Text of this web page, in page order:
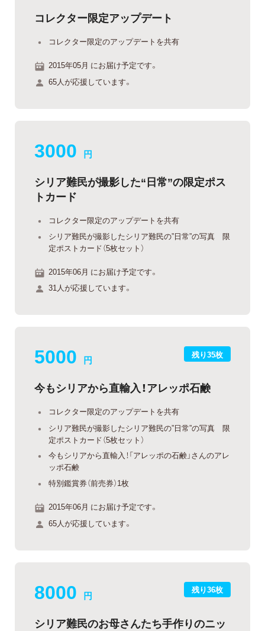
コレクター限定アップデート
コレクター限定のアップデートを共有
2015年05月 にお届け予定です。
65人が応援しています。
3000 円
シリア難民が撮影した“日常”の限定ポス
トカード
コレクター限定のアップデートを共有
シリア難民が撮影したシリア難民の”日常”の写真 限
定ポストカード（5枚セット）
2015年06月 にお届け予定です。
31人が応援しています。
残り35枚
5000 円
今もシリアから直輸入！アレッポ石鹸
コレクター限定のアップデートを共有
シリア難民が撮影したシリア難民の”日常”の写真 限
定ポストカード（5枚セット）
今もシリアから直輸入！「アレッポの石鹸」さんのアレ
ッポ石鹸
特別鑑賞券（前売券）1枚
2015年06月 にお届け予定です。
65人が応援しています。
残り36枚
8000 円
シリア難民のお母さんたち手作りのニッ